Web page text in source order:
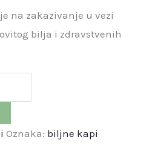
na zakazivanje u vezi
bilja i zdravstvenih
Oznaka: biljne kapi